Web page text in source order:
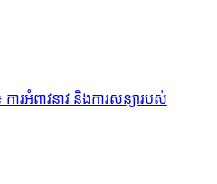
ការអំពាវនាវ និងការសន្យារបស់